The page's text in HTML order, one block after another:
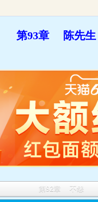
第93章 陈先生
第92章 不怨